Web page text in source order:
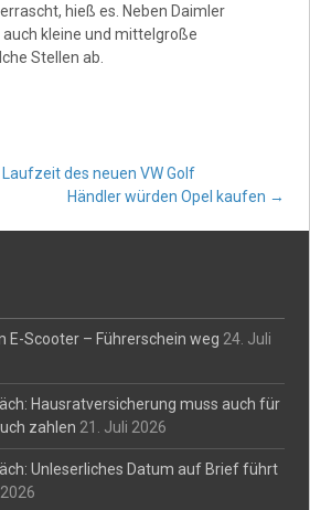
hieß es. Neben Daimler
auch kleine und mittelgroße
Stellen ab.
des neuen VW Golf
Händler würden Opel kaufen →
E-Scooter – Führerschein weg 24. Juli
Hausratversicherung muss auch für
zahlen 21. Juli 2026
Unleserliches Datum auf Brief führt